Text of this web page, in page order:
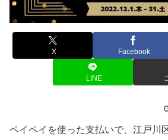
X Facebook
LINE
ペイペイを使った支払いで、江戸川